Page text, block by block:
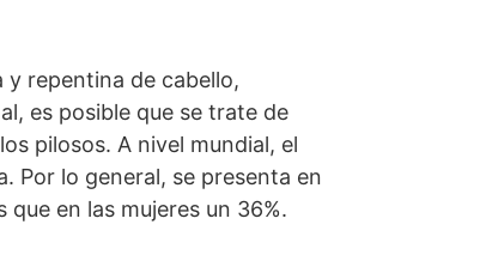
y repentina de cabello,
es posible que se trate de
pilosos. A nivel mundial, el
Por lo general, se presenta en
en las mujeres un 36%.